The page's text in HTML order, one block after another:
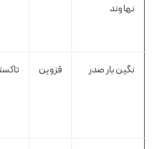
نهاوند
نگین بار صدر قزوین